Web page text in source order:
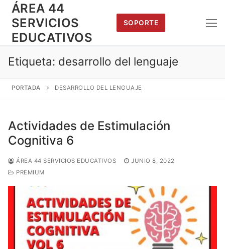
Saltar
contenido
ÁREA 44
SERVICIOS
EDUCATIVOS
SOPORTE
Etiqueta: desarrollo del lenguaje
PORTADA DESARROLLO DEL LENGUAJE
Actividades de Estimulación
Cognitiva 6
ÁREA 44 SERVICIOS EDUCATIVOS
JUNIO 8, 2022
PREMIUM